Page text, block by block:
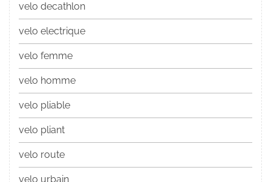
velo decathlon
velo electrique
velo femme
velo homme
velo pliable
velo pliant
velo route
velo urbain